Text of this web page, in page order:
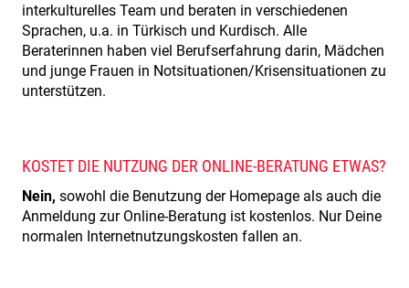
interkulturelles Team und beraten in verschiedenen
Sprachen, u.a. in Türkisch und Kurdisch. Alle
Beraterinnen haben viel Berufserfahrung darin, Mädchen
und junge Frauen in Notsituationen/Krisensituationen zu
unterstützen.
KOSTET DIE NUTZUNG DER ONLINE-BERATUNG ETWAS?
Nein, sowohl die Benutzung der Homepage als auch die
Anmeldung zur Online-Beratung ist kostenlos. Nur Deine
normalen Internetnutzungskosten fallen an.